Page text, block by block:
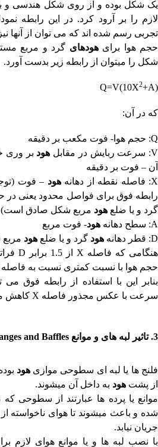
یک شکل بوده و از روی شکل هندسی و
لازم را بر آرود کرد. در این رابطه
تجربی رسم شده اند که می توان از آنها
حجم هوا برای هودهای گرد و مربع
شکل را میتوان از رابطه زیر بدست آورد.
Q=V(10X2+A)
که در آن:
Q: حجم هوا- فوت مکعب بر دقیقه
V: سرعت ربایش در مقابل هود بر وری
آن – فوت بر دقیقه
X: فاصله نقطه از دهانه هود – فوت
رابطه فوق برای فواصل محدود یعنی در حدود 1.5 برابر
گرد و یا ضلع هود مربع شکل صادق است)
A: سطح دهانه هود- فوت مربع
D: قطر دهانه هود گرد و یا ضلع هود
هنگامی که فاصله X از 1.5 برابر D
حجم هوا با نسبت کمتری نسبت به فاصله
بنابر این با استفاده از رابطه فوق
سرعت با عکس مجذور فاصله X کاهش
3. تاثیر لبه های و موانع and Baffles
فلنج ها یا لبه ای سطوحی موازیهود
از پشت هود به داخل آن میشوند.
موانع یا پرده ها عبارتند از سطوحی که
شده و باعث میشوند تا هوای ناخواسته از
جریان نیابد.
با نصب لبه ها و یا موانع هوای لازم